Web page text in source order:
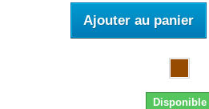
Ajouter au panier
Disponible